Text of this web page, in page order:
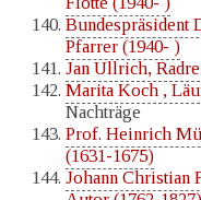
Bundespräsident
Pfarrer (1940- )
Jan Ullrich,
Marita Koch ,
Nachträge
Prof. Heinrich
(1631-1675)
Johann Christian